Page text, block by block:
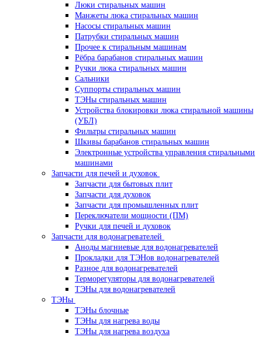
Люки стиральных машин
Манжеты люка стиральных машин
Насосы стиральных машин
Патрубки стиральных машин
Прочее к стиральным машинам
Рёбра барабанов стиральных машин
Ручки люка стиральных машин
Сальники
Суппорты стиральных машин
ТЭНы стиральных машин
Устройства блокировки люка стиральной машины
(УБЛ)
Фильтры стиральных машин
Шкивы барабанов стиральных машин
Электронные устройства управления стиральными
машинами
Запчасти для печей и духовок
Запчасти для бытовых плит
Запчасти для духовок
Запчасти для промышленных плит
Переключатели мощности (ПМ)
Ручки для печей и духовок
Запчасти для водонагревателей
Аноды магниевые для водонагревателей
Прокладки для ТЭНов водонагревателей
Разное для водонагревателей
Терморегуляторы для водонагревателей
ТЭНы для водонагревателей
ТЭНы
ТЭНы блочные
ТЭНы для нагрева воды
ТЭНы для нагрева воздуха